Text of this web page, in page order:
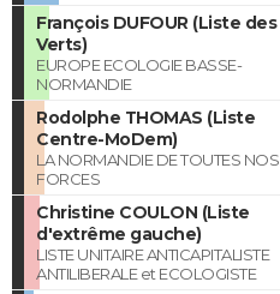
François DUFOUR (Liste des
Verts)
EUROPE ECOLOGIE BASSE-
NORMANDIE
Rodolphe THOMAS (Liste
Centre-MoDem)
LA NORMANDIE DE TOUTES NOS
FORCES
Christine COULON (Liste
d'extrême gauche)
LISTE UNITAIRE ANTICAPITALISTE
ANTILIBERALE et ECOLOGISTE